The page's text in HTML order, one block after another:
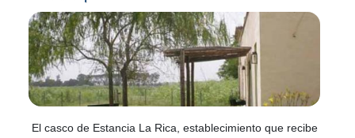
El casco de Estancia La Rica, establecimiento que recibe